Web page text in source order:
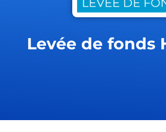
Levée de fonds